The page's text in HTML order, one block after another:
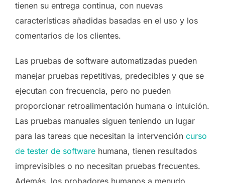
tienen su entrega continua, con nuevas
características añadidas basadas en el uso y los
comentarios de los clientes.
Las pruebas de software automatizadas pueden
manejar pruebas repetitivas, predecibles y que se
ejecutan con frecuencia, pero no pueden
proporcionar retroalimentación humana o intuición.
Las pruebas manuales siguen teniendo un lugar
para las tareas que necesitan la intervención curso
de tester de software humana, tienen resultados
imprevisibles o no necesitan pruebas frecuentes.
Además, los probadores humanos a menudo